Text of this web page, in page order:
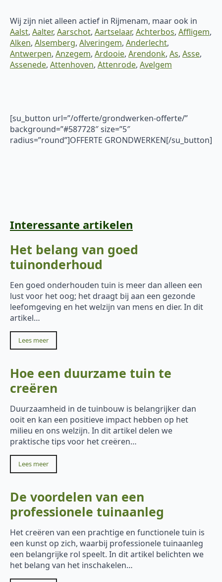
Wij zijn niet alleen actief in Rijmenam, maar ook in
Aalst, Aalter, Aarschot, Aartselaar, Achterbos, Affligem,
Alken, Alsemberg, Alveringem, Anderlecht,
Antwerpen, Anzegem, Ardooie, Arendonk, As, Asse,
Assenede, Attenhoven, Attenrode, Avelgem
[su_button url=”/offerte/grondwerken-offerte/”
background=”#587728″ size=”5″
radius=”round”]OFFERTE GRONDWERKEN[/su_button]
Interessante artikelen
Het belang van goed
tuinonderhoud
Een goed onderhouden tuin is meer dan alleen een
lust voor het oog; het draagt bij aan een gezonde
leefomgeving en het welzijn van mens en dier. In dit
artikel…
Lees meer
Hoe een duurzame tuin te
creëren
Duurzaamheid in de tuinbouw is belangrijker dan
ooit en kan een positieve impact hebben op het
milieu en ons welzijn. In dit artikel delen we
praktische tips voor het creëren…
Lees meer
De voordelen van een
professionele tuinaanleg
Het creëren van een prachtige en functionele tuin is
een kunst op zich, waarbij professionele tuinaanleg
een belangrijke rol speelt. In dit artikel belichten we
het belang van het inschakelen…